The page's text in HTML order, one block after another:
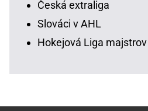
Česká extraliga
Slováci v AHL
Hokejová Liga majstrov